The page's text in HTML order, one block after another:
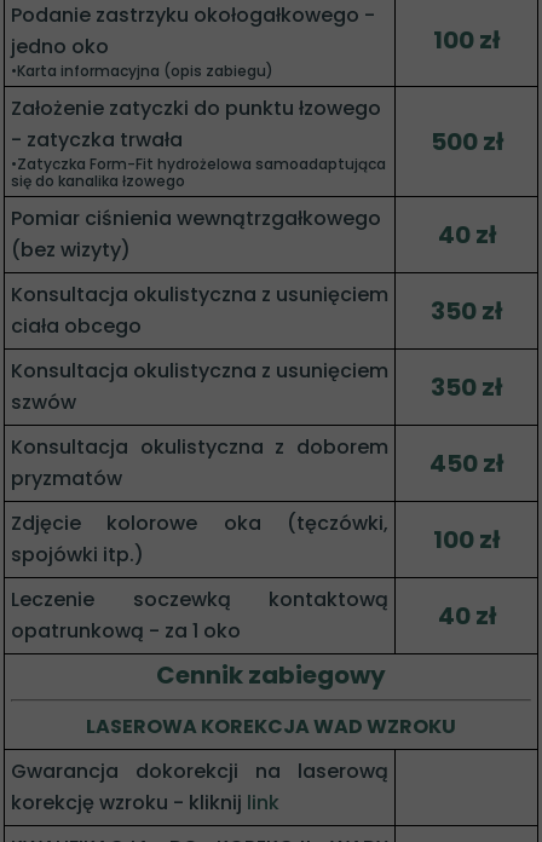
Podanie zastrzyku okołogałkowego -
jedno oko
•Karta informacyjna (opis zabiegu)
100 zł
Założenie zatyczki do punktu łzowego
- zatyczka trwała
•Zatyczka Form-Fit hydrożelowa samoadaptująca
się do kanalika łzowego
500 zł
Pomiar ciśnienia wewnątrzgałkowego
(bez wizyty)
40 zł
Konsultacja okulistyczna z usunięciem
ciała obcego
350 zł
Konsultacja okulistyczna z usunięciem
szwów
350 zł
Konsultacja okulistyczna z doborem
pryzmatów
450 zł
Zdjęcie kolorowe oka (tęczówki,
spojówki itp.)
100 zł
Leczenie soczewką kontaktową
opatrunkową - za 1 oko
40 zł
Cennik zabiegowy
LASEROWA KOREKCJA WAD WZROKU
Gwarancja dokorekcji na laserową
korekcję wzroku - kliknij link